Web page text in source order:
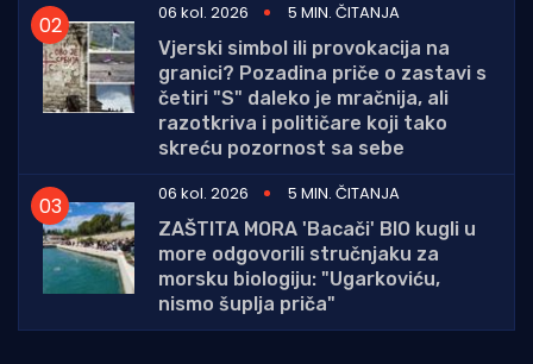
06 kol. 2026
5 MIN. ČITANJA
Vjerski simbol ili provokacija na
granici? Pozadina priče o zastavi s
četiri "S" daleko je mračnija, ali
razotkriva i političare koji tako
skreću pozornost sa sebe
06 kol. 2026
5 MIN. ČITANJA
ZAŠTITA MORA 'Bacači' BIO kugli u
more odgovorili stručnjaku za
morsku biologiju: "Ugarkoviću,
nismo šuplja priča"